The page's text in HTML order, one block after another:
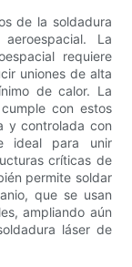
de la soldadura
La
requiere
uniones de alta
de calor. La
con estos
y controlada con
ideal para unir
críticas de
permite soldar
que se usan
ampliando aún
láser de